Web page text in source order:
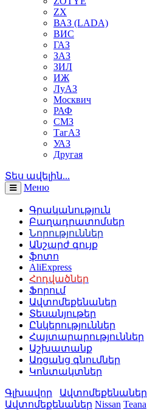
ZX
ВАЗ (LADA)
ВИС
ГАЗ
ЗАЗ
ЗИЛ
ИЖ
ЛуАЗ
Москвич
РАФ
СМЗ
ТагАЗ
УАЗ
Другая
Տես ավելին...
Меню
Գրականություն
Բաղադրատոմսեր
Նորություններ
Անշարժ գույք
ֆոտո
AliExpress
Հոդվածներ
Ֆորում
Ավտոմեքենաներ
Տեսանյութեր
Ընկերություններ
Հայտարարություններ
Աշխատանք
Առցանց գնումներ
Կոնտակտներ
Գլխավոր
Ավտոմեքենաներ
Ավտոմեքենաներ Nissan Teana